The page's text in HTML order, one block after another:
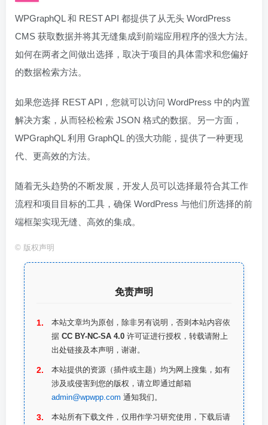
WPGraphQL 和 REST API 都提供了从无头 WordPress
CMS 获取数据并将其无缝集成到前端应用程序的强大方法。
如何在两者之间做出选择，取决于项目的具体需求和您偏好
的数据检索方法。
如果您选择 REST API，您就可以访问 WordPress 中的内置
解决方案，从而轻松检索 JSON 格式的数据。另一方面，
WPGraphQL 利用 GraphQL 的强大功能，提供了一种更现
代、更高效的方法。
随着无头趋势的不断发展，开发人员可以选择最符合其工作
流程和项目目标的工具，确保 WordPress 与他们所选择的前
端框架实现无缝、高效的集成。
© 版权声明
免责声明
本站文章均为原创，除非另有说明，否则本站内容依
据 CC BY-NC-SA 4.0 许可证进行授权，转载请附上
出处链接及本声明，谢谢。
本站提供的资源（插件或主题）均为网上搜集，如有
涉及或侵害到您的版权，请立即通过邮箱
admin@wpwpp.com 通知我们。
本站所有下载文件，仅用作学习研究使用，下载后请